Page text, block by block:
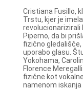
Cristiana Fusillo,
Trstu, kjer je
revolucionarizirali
Piperno, da bi
fizično
uporabo glasu.
Yokohama,
Florence
fizične kot
namenom iskanja